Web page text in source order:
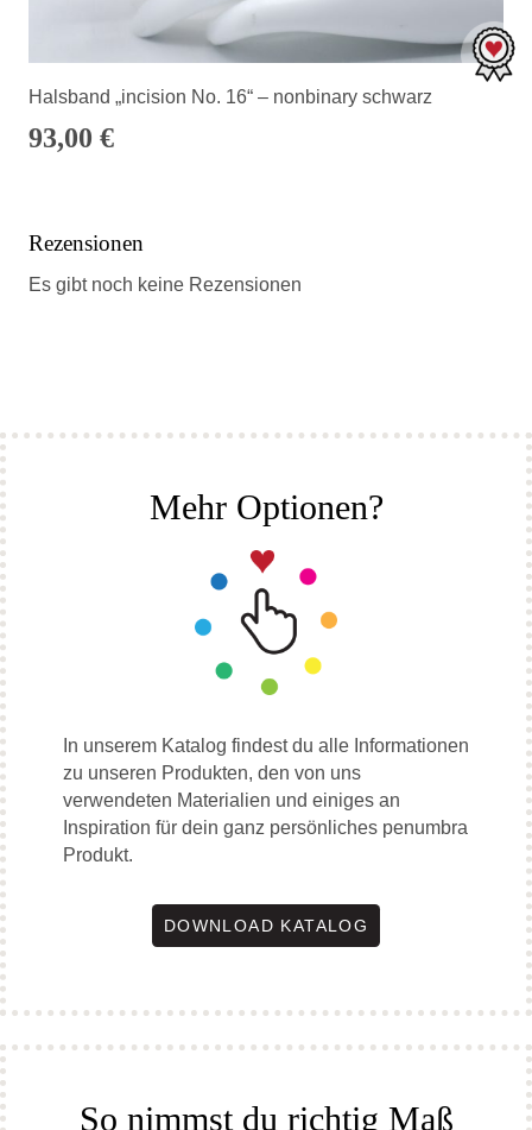
Halsband „incision No. 16“ – nonbinary schwarz
93,00 €
Rezensionen
Es gibt noch keine Rezensionen
Mehr Optionen?
In unserem Katalog findest du alle Informationen
zu unseren Produkten, den von uns
verwendeten Materialien und einiges an
Inspiration für dein ganz persönliches penumbra
Produkt.
DOWNLOAD KATALOG
So nimmst du richtig Maß